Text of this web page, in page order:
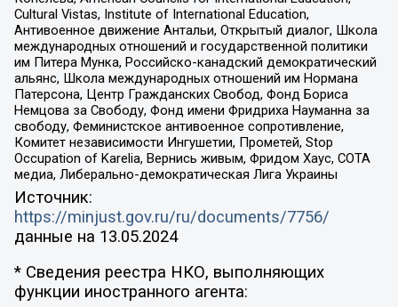
Cultural Vistas, Institute of International Education,
Антивоенное движение Антальи, Открытый диалог, Школа
международных отношений и государственной политики
им Питера Мунка, Российско-канадский демократический
альянс, Школа международных отношений им Нормана
Патерсона, Центр Гражданских Свобод, Фонд Бориса
Немцова за Свободу, Фонд имени Фридриха Науманна за
свободу, Феминистское антивоенное сопротивление,
Комитет независимости Ингушетии, Прометей, Stop
Occupation of Karelia, Вернись живым, Фридом Хаус, СОТА
медиа, Либерально-демократическая Лига Украины
Источник:
https://minjust.gov.ru/ru/documents/7756/
данные на 13.05.2024
* Сведения реестра НКО, выполняющих
функции иностранного агента: